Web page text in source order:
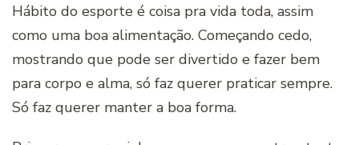
Hábito do esporte é coisa pra vida toda, assim
como uma boa alimentação. Começando cedo,
mostrando que pode ser divertido e fazer bem
para corpo e alma, só faz querer praticar sempre.
Só faz querer manter a boa forma.